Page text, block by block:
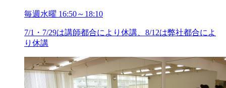
毎週水曜 16:50～18:10
7/1・7/29は講師都合により休講、8/12は弊社都合によ
り休講